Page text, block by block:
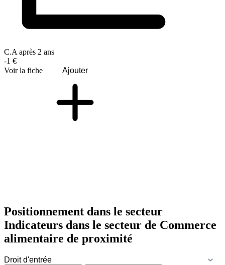
C.A après 2 ans
-1 €
Voir la fiche
Ajouter
Positionnement dans le secteur
Indicateurs dans le secteur de Commerce
alimentaire de proximité